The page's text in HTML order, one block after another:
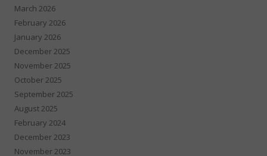
March 2026
February 2026
January 2026
December 2025
November 2025
October 2025
September 2025
August 2025
February 2024
December 2023
November 2023